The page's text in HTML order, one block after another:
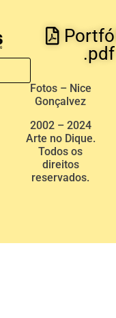
.pdf
Fotos – Nice
Gonçalvez
2002 – 2024
Arte no Dique.
Todos os
direitos
reservados.